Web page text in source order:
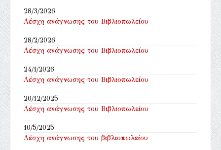
28/3/2026
Λέσχη ανάγνωσης του Βιβλιοπωλείου
28/2/2026
Λέσχη ανάγνωσης του Βιβλιοπωλείου
24/1/2026
Λέσχη ανάγνωσης του Βιβλιοπωλείου
20/12/2025
Λέσχη ανάγνωσης του Βιβλιοπωλείου
10/5/2025
Λέσχη ανάγνωσης του βιβλιοπωλείου